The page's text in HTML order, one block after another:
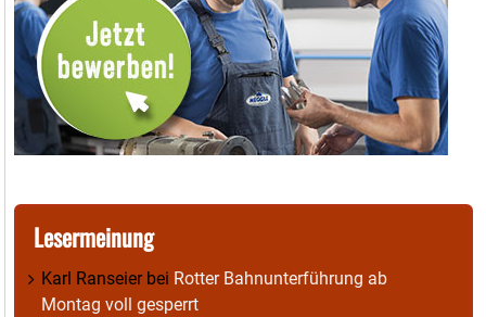
Lesermeinung
Karl Ranseierbei Rotter Bahnunterführung ab
Montag voll gesperrt